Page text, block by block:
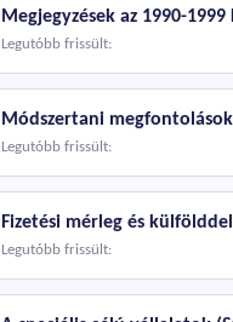
Megjegyzések az 1990-
Legutóbb frissült:
Módszertani
Legutóbb frissült:
Fizetési mérleg és
Legutóbb frissült: